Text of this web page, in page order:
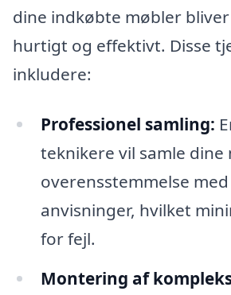
dine indkøbte møbler
hurtigt og effektivt. Disse
inkludere:
Professionel samling:
teknikere vil samle dine
overensstemmelse
anvisninger, hvilket
for fejl.
Montering af